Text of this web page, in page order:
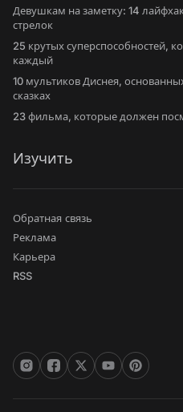
Девушкам на заметку: 14
стрелок
25 крутых суперспособностей,
каждый
10 мультиков Диснея,
сказках
23 фильма, которые должен
Изучить
Обратная связь
Реклама
Карьера
RSS